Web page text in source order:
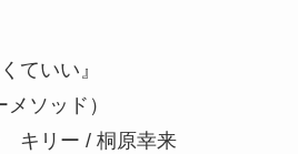
ていい』
ソッド）
キリー / 桐原幸来